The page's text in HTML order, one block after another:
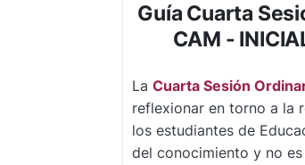
Guía Cuarta
CAM -
La Cuarta Sesión
reflexionar en torno a la
los estudiantes de
del conocimiento y no